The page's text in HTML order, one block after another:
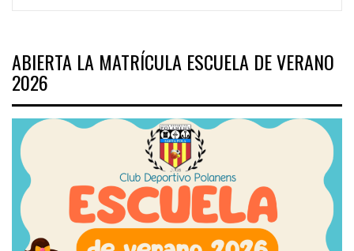
ABIERTA LA MATRÍCULA ESCUELA DE VERANO
2026